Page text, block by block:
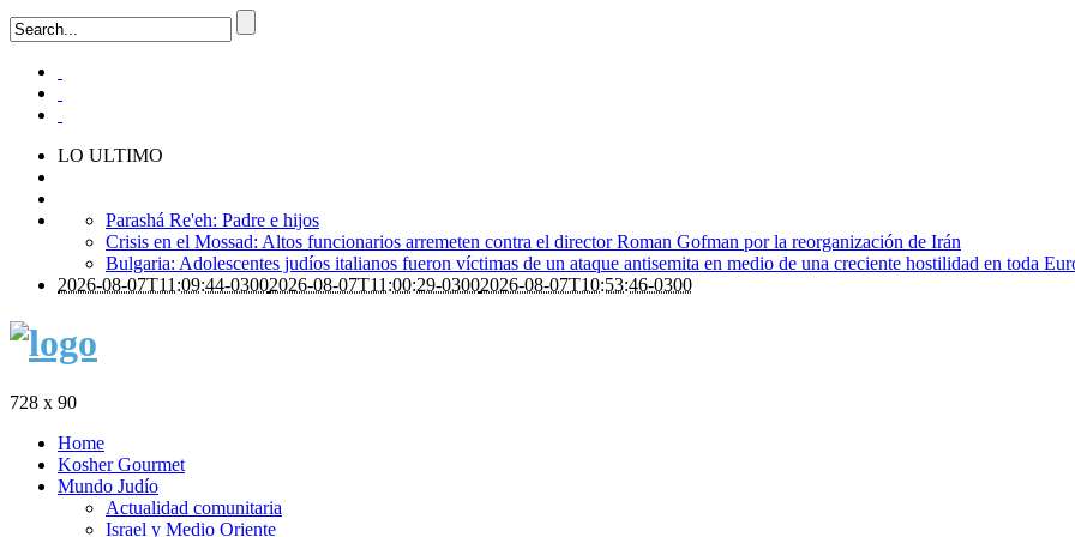
LO ULTIMO
Parashá Re'eh: Padre e hijos
Crisis en el Mossad: Altos funcionarios arremeten contra el director Roman Gofman por la reorganización de Irán
Bulgaria: Adolescentes judíos italianos fueron víctimas de un ataque antisemita en medio de una creciente hostilidad en toda
2026-08-07T11:09:44-03002026-08-07T11:00:29-03002026-08-07T10:53:46-0300
728 x 90
Home
Kosher Gourmet
Mundo Judío
Actualidad comunitaria
Israel y Medio Oriente